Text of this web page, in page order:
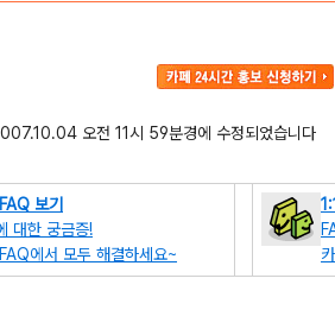
오전 11시 59분경에 수정되었습니다
보기
대한 궁금증!
에서 모두 해결하세요~